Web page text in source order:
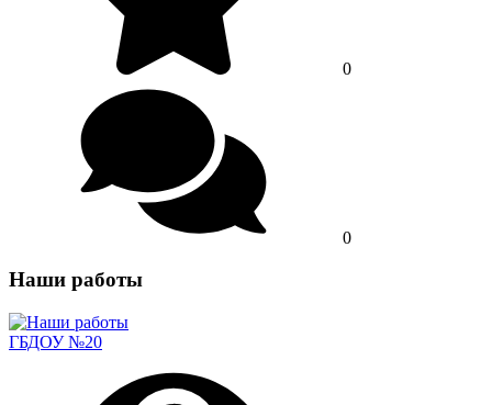
0
0
Наши работы
ГБДОУ №20